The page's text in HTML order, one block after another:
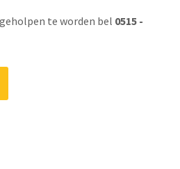
te worden bel 0515 -